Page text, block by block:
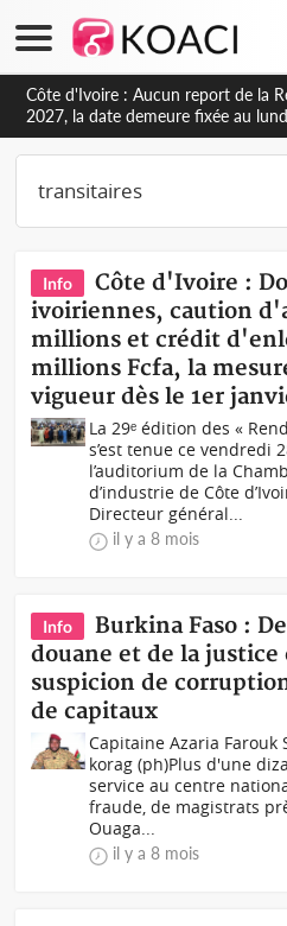
Côte d'Ivoire : Aucun report de la
2027, la date demeure fixée au
(Ministère)
Info
Côte d'Ivoire :
ivoiriennes, caution
millions et crédit
millions Fcfa, la
vigueur dès le 1er
La 29ᵉ édition des «
s’est tenue ce vendredi
l’auditorium de la
d’industrie de Côte
Directeur général...
il y a 8 mois
Info
Burkina Faso :
douane et de la
suspicion de
de capitaux
Capitaine Azaria
korag (ph)Plus d'une
service au centre
fraude, de magistrats
Ouaga...
il y a 8 mois